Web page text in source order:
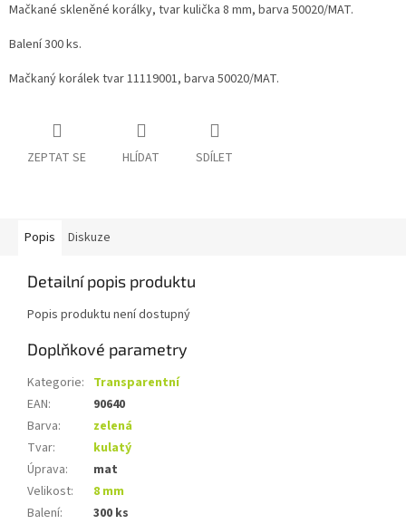
Mačkané skleněné korálky, tvar kulička 8 mm, barva 50020/MAT.
Balení 300 ks.
Mačkaný korálek tvar 11119001, barva 50020/MAT.
ZEPTAT SE HLÍDAT SDÍLET
Popis Diskuze
Detailní popis produktu
Popis produktu není dostupný
Doplňkové parametry
Kategorie: Transparentní
EAN:
90640
Barva:
zelená
Tvar:
kulatý
Úprava:
mat
Velikost:
8 mm
Balení:
300 ks